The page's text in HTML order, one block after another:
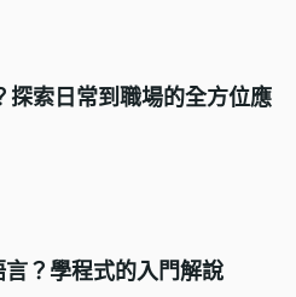
探索日常到職場的全方位應
？學程式的入門解說